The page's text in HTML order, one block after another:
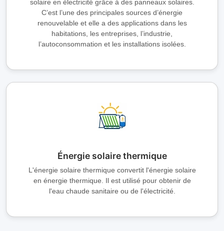
solaire en électricité grâce à des panneaux solaires.
C’est l’une des principales sources d’énergie
renouvelable et elle a des applications dans les
habitations, les entreprises, l’industrie,
l’autoconsommation et les installations isolées.
Énergie solaire thermique
L'énergie solaire thermique convertit l'énergie solaire
en énergie thermique. Il est utilisé pour obtenir de
l'eau chaude sanitaire ou de l'électricité.